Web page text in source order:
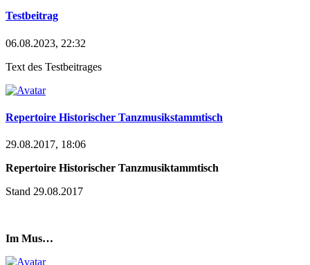
Testbeitrag
06.08.2023, 22:32
Text des Testbeitrages
Repertoire Historischer Tanzmusikstammtisch
29.08.2017, 18:06
Repertoire Historischer Tanzmusiktammtisch
Stand 29.08.2017
Im Mus…